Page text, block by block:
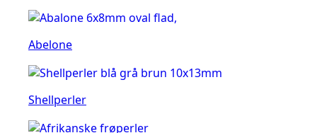
Abelone
Shellperler